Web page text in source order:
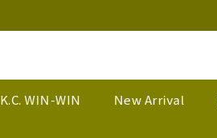
K.C. WIN-WIN New Arrival